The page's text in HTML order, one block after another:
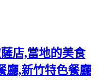
店,當地的美食
廳,新竹特色餐廳